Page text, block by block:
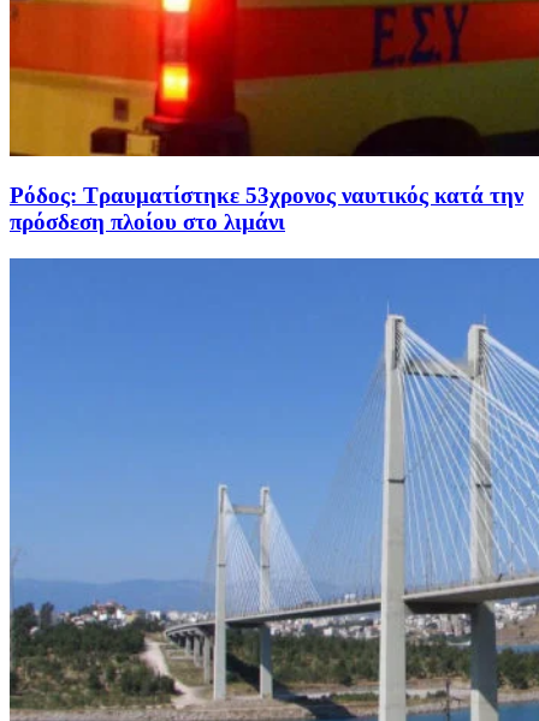
Ρόδος: Τραυματίστηκε 53χρονος ναυτικός κατά την
πρόσδεση πλοίου στο λιμάνι